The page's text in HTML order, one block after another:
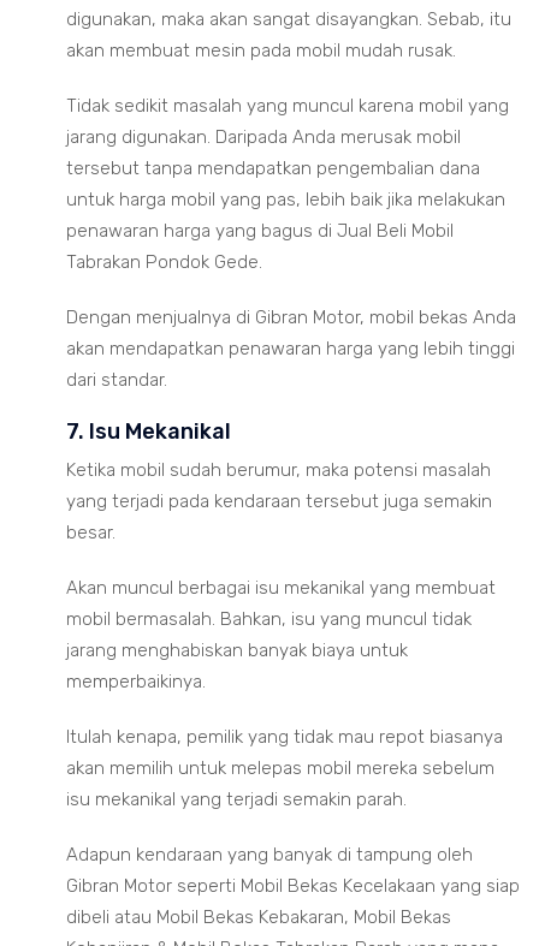
digunakan, maka akan sangat disayangkan. Sebab, itu
akan membuat mesin pada mobil mudah rusak.
Tidak sedikit masalah yang muncul karena mobil yang
jarang digunakan. Daripada Anda merusak mobil
tersebut tanpa mendapatkan pengembalian dana
untuk harga mobil yang pas, lebih baik jika melakukan
penawaran harga yang bagus di Jual Beli Mobil
Tabrakan Pondok Gede.
Dengan menjualnya di Gibran Motor, mobil bekas Anda
akan mendapatkan penawaran harga yang lebih tinggi
dari standar.
7. Isu Mekanikal
Ketika mobil sudah berumur, maka potensi masalah
yang terjadi pada kendaraan tersebut juga semakin
besar.
Akan muncul berbagai isu mekanikal yang membuat
mobil bermasalah. Bahkan, isu yang muncul tidak
jarang menghabiskan banyak biaya untuk
memperbaikinya.
Itulah kenapa, pemilik yang tidak mau repot biasanya
akan memilih untuk melepas mobil mereka sebelum
isu mekanikal yang terjadi semakin parah.
Adapun kendaraan yang banyak di tampung oleh
Gibran Motor seperti Mobil Bekas Kecelakaan yang siap
dibeli atau Mobil Bekas Kebakaran, Mobil Bekas